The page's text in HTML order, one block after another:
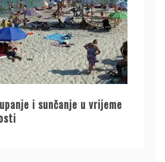
i sunčanje u vrijeme